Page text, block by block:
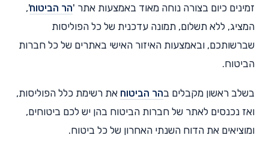
זמינים כיום בצורה נוחה מאוד באמצעות אתר 'הר הביטוח',
המציג, ללא תשלום, תמונה עדכנית של כל הפוליסות
שברשותכם, ובאמצעות האיזור האישי באתרים של כל חברות
הביטוח.
בשלב ראשון מקבלים בהר הביטוח את רשימת כלל הפוליסות,
ואז נכנסים לאתר של חברות הביטוח בהן יש לכם ביטוחים,
ומוציאים את הדוח השנתי האחרון של כל ביטוח.